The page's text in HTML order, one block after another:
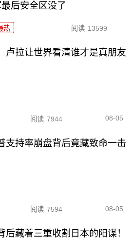
后安全区没了
热 阅读 13599
卢拉让世界看清谁才是真朋友
阅读 7944 08-05
支持率崩盘背后竟藏致命一击
阅读 7594 08-05
后藏着三重收割日本的阳谋！